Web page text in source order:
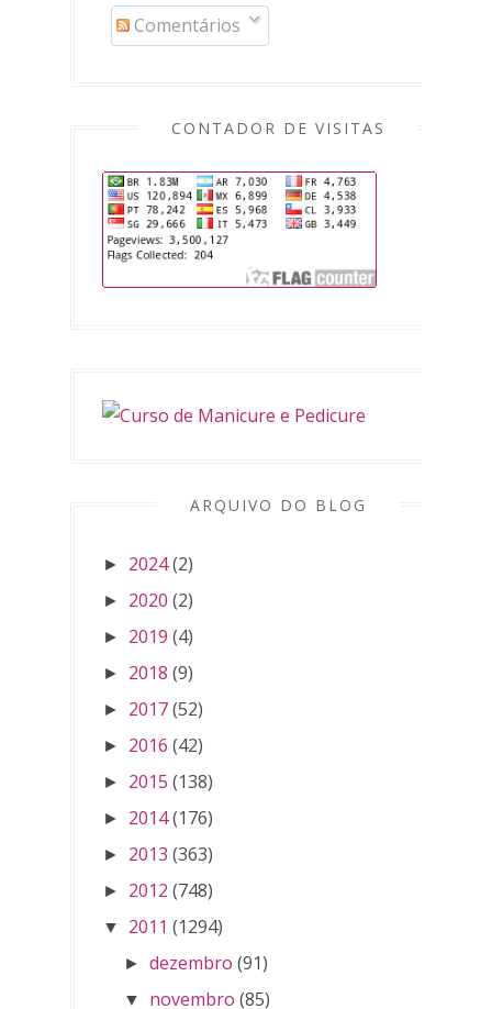
Comentários
CONTADOR DE VISITAS
ARQUIVO DO BLOG
► 2024(2)
► 2020 (2)
► 2019 (4)
► 2018 (9)
► 2017(52)
► 2016 (42)
► 2015 (138)
► 2014(176)
► 2013 (363)
► 2012 (748)
▼ 2011 (1294)
►dezembro (91)
▼ novembro (85)